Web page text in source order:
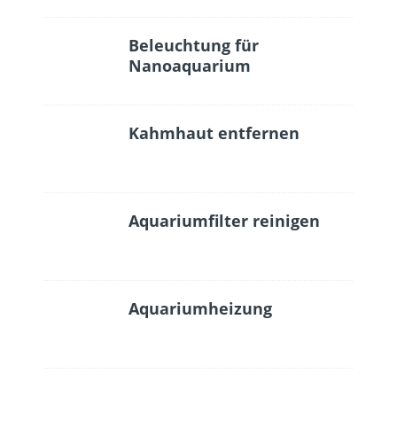
Beleuchtung für
Nanoaquarium
Kahmhaut entfernen
Aquariumfilter reinigen
Aquariumheizung